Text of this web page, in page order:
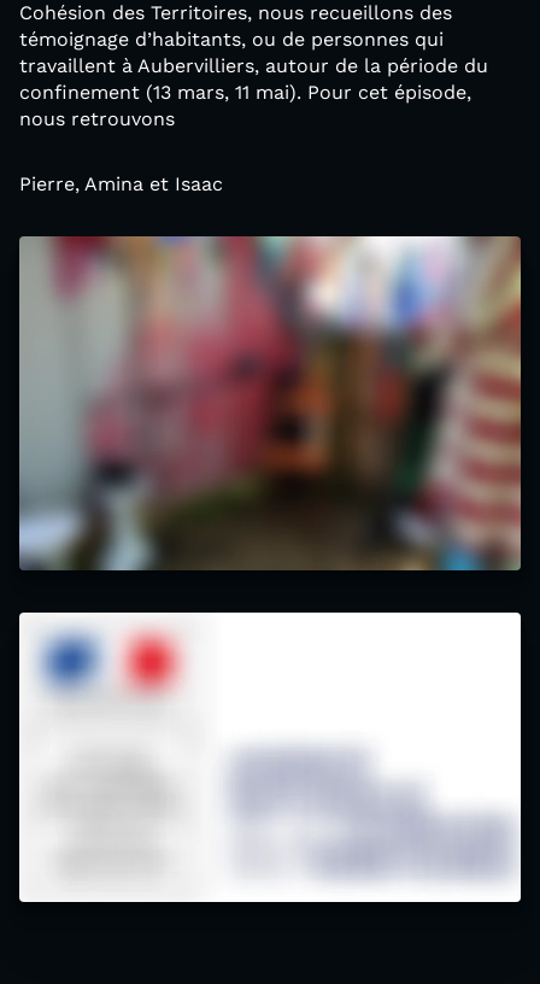
Cohésion des Territoires, nous recueillons des
témoignage d’habitants, ou de personnes qui
travaillent à Aubervilliers, autour de la période du
confinement (13 mars, 11 mai). Pour cet épisode,
nous retrouvons
Pierre, Amina et Isaac